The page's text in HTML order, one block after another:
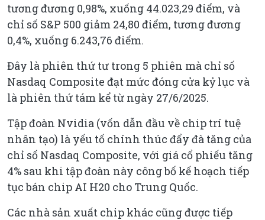
tương đương 0,98%, xuống 44.023,29 điểm, và
chỉ số S&P 500 giảm 24,80 điểm, tương đương
0,4%, xuống 6.243,76 điểm.
Đây là phiên thứ tư trong 5 phiên mà chỉ số
Nasdaq Composite đạt mức đóng cửa kỷ lục và
là phiên thứ tám kể từ ngày 27/6/2025.
Tập đoàn Nvidia (vốn dẫn đầu về chip trí tuệ
nhân tạo) là yếu tố chính thúc đẩy đà tăng của
chỉ số Nasdaq Composite, với giá cổ phiếu tăng
4% sau khi tập đoàn này công bố kế hoạch tiếp
tục bán chip AI H20 cho Trung Quốc.
Các nhà sản xuất chip khác cũng được tiếp